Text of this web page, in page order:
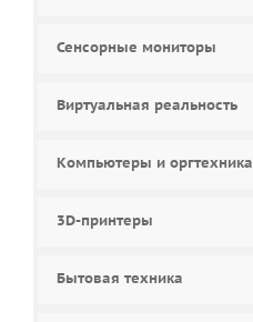
Сенсорные мониторы
Виртуальная реальность
Компьютеры и оргтехника
3D-принтеры
Бытовая техника